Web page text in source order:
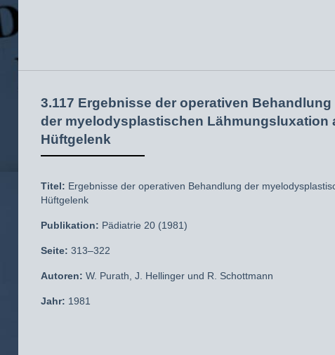
3.117 Ergebnisse der operativen Behandlung
der myelodysplastischen Lähmungsluxation
Hüftgelenk
Titel: Ergebnisse der operativen Behandlung der
Hüftgelenk
Publikation: Pädiatrie 20 (1981)
Seite: 313–322
Autoren: W. Purath, J. Hellinger und R. Schottmann
Jahr: 1981